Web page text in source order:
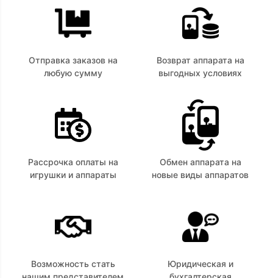
Отправка заказов на
любую сумму
Возврат аппарата на
выгодных условиях
Рассрочка оплаты на
игрушки и аппараты
Обмен аппарата на
новые виды аппаратов
Возможность стать
Юридическая и